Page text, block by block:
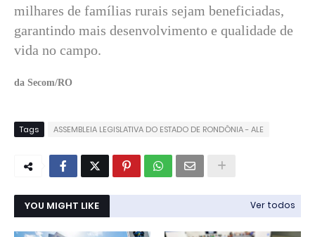
milhares de famílias rurais sejam beneficiadas,
garantindo mais desenvolvimento e qualidade de
vida no campo.
da Secom/RO
Tags ASSEMBLEIA LEGISLATIVA DO ESTADO DE RONDÔNIA - ALE
YOU MIGHT LIKE Ver todos